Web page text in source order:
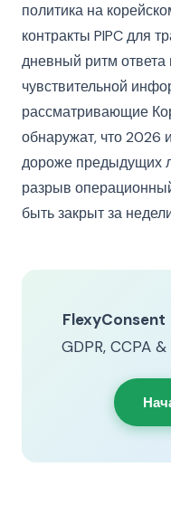
политика на
контракты PIPC для
дневный ритм ответа
чувствительной
рассматривающие
обнаружат, что 2026
дороже предыдущих
разрыв
быть закрыт за
FlexyConsent
GDPR, CCPA